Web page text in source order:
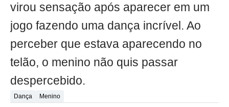
virou sensação após aparecer em um
jogo fazendo uma dança incrível. Ao
perceber que estava aparecendo no
telão, o menino não quis passar
despercebido.
Dança Menino